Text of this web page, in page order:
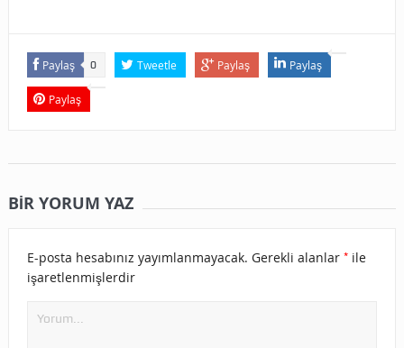
Paylaş 0 Tweetle Paylaş Paylaş
Paylaş
BIR YORUM YAZ
E-posta hesabınız yayımlanmayacak. Gerekli alanlar *ile
işaretlenmişlerdir